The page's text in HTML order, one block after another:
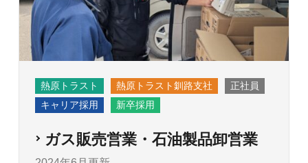
熱原トラスト 熱原トラスト釧路支社
正社員
キャリア採用
新卒採用
ガス販売営業・石油製品卸営業